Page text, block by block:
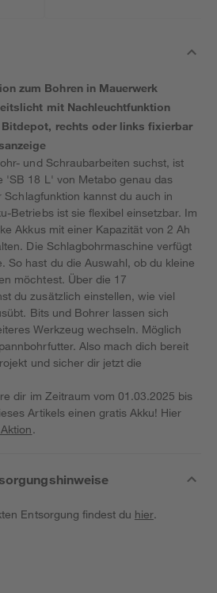
zum Bohren in Mauerwerk
mit Nachleuchtfunktion
Bitdepot, rechts oder links fixierbar
und Schraubarbeiten suchst, ist
'SB 18 L' von Metabo genau das
kannst du auch in
Betriebs ist sie flexibel einsetzbar. Im
Akkus mit einer Kapazität von 2 Ah
Die Schlagbohrmaschine verfügt
So hast du die Auswahl, ob du kleine
möchtest. Über die 17
du zusätzlich einstellen, wie viel
Bits und Bohrer lassen sich
Werkzeug wechseln. Möglich
Also mach dich bereit
und sicher dir jetzt die
dir im Zeitraum vom 01.03.2025 bis
Artikels einen gratis Akku! Hier
.
Entsorgung findest du hier.